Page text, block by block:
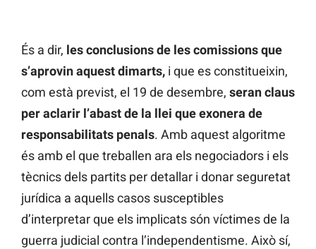
És a dir, les conclusions de les comissions que
s’aprovin aquestdimarts, i que es constitueixin,
com està previst, el 19 de desembre, seran claus
per aclarir l’abast de la llei que exonera de
responsabilitats penals. Amb aquest algoritme
és amb el que treballen ara els negociadors i els
tècnics dels partits per detallar i donar seguretat
jurídica a aquells casos susceptibles
d’interpretar que els implicats són víctimes de la
guerra judicial contra l’independentisme. Això sí,